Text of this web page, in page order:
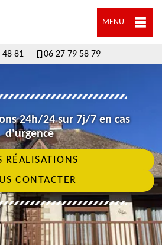
MENU
48 81 06 27 79 58 79
24h/24 sur 7j/7 en cas
d'urgence
RÉALISATIONS
CONTACTER